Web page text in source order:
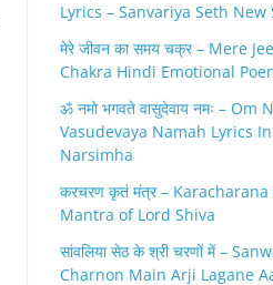
Lyrics – Sanvariya Seth New
मेरे जीवन का समय चक्र – Mere
Chakra Hindi Emotional
ॐ नमो भगवते वासुदेवाय नमः –
Vasudevaya Namah Lyrics
Narsimha
करचरण कृतं मंत्र –
Mantra of Lord Shiva
सांवलिया सेठ के श्री चरणों में –
Charnon Main Arji Lagane